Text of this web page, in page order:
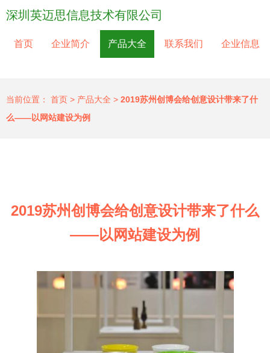
深圳英迈思信息技术有限公司
首页 企业简介 产品大全 联系我们 企业信息
当前位置： 首页 > 产品大全 > 2019苏州创博会给创意设计带来了什
么——以网站建设为例
2019苏州创博会给创意设计带来了什么
——以网站建设为例